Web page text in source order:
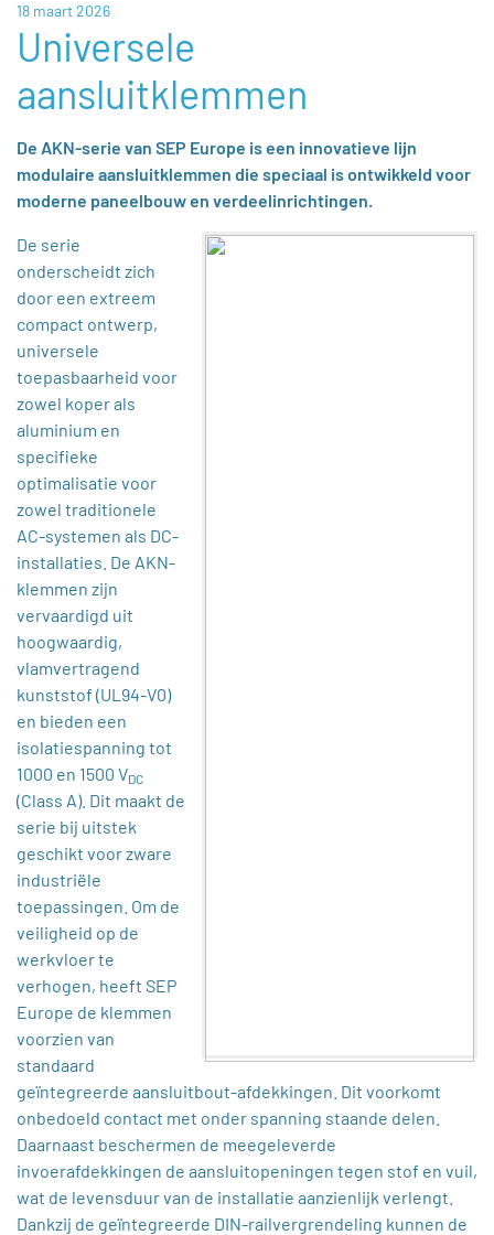
18 maart 2026
Universele
aansluitklemmen
De AKN-serie van SEP Europe is een innovatieve lijn
modulaire aansluitklemmen die speciaal is ontwikkeld voor
moderne paneelbouw en verdeelinrichtingen.
De serie
onderscheidt zich
door een extreem
compact ontwerp,
universele
toepasbaarheid voor
zowel koper als
aluminium en
specifieke
optimalisatie voor
zowel traditionele
AC-systemen als DC-
installaties. De AKN-
klemmen zijn
vervaardigd uit
hoogwaardig,
vlamvertragend
kunststof (UL94-V0)
en bieden een
isolatiespanning tot
1000 en 1500 VDC
(Class A). Dit maakt de
serie bij uitstek
geschikt voor zware
industriële
toepassingen. Om de
veiligheid op de
werkvloer te
verhogen, heeft SEP
Europe de klemmen
voorzien van
standaard
geïntegreerde aansluitbout-afdekkingen. Dit voorkomt
onbedoeld contact met onder spanning staande delen.
Daarnaast beschermen de meegeleverde
invoerafdekkingen de aansluitopeningen tegen stof en vuil,
wat de levensduur van de installatie aanzienlijk verlengt.
Dankzij de geïntegreerde DIN-railvergrendeling kunnen de